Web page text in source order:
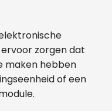
zorgen dat
maken hebben
of een